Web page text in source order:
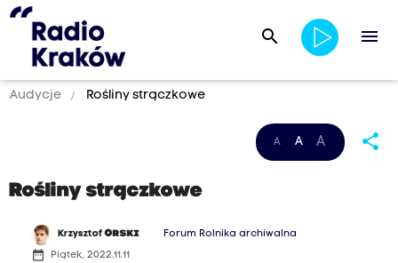
search menu
Audycje Rośliny strączkowe
A A A share
Rośliny strączkowe
KrzysztofORSKI Forum Rolnika archiwalna
date_range Piątek, 2022.11.11